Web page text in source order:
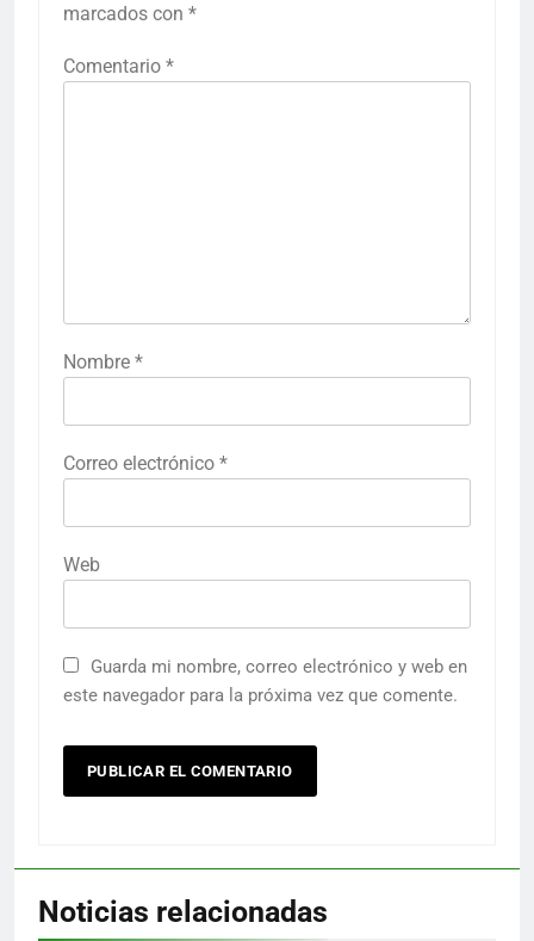
marcados con *
Comentario *
Nombre *
Correo electrónico *
Web
Guarda mi nombre, correo electrónico y web en
este navegador para la próxima vez que comente.
Noticias relacionadas